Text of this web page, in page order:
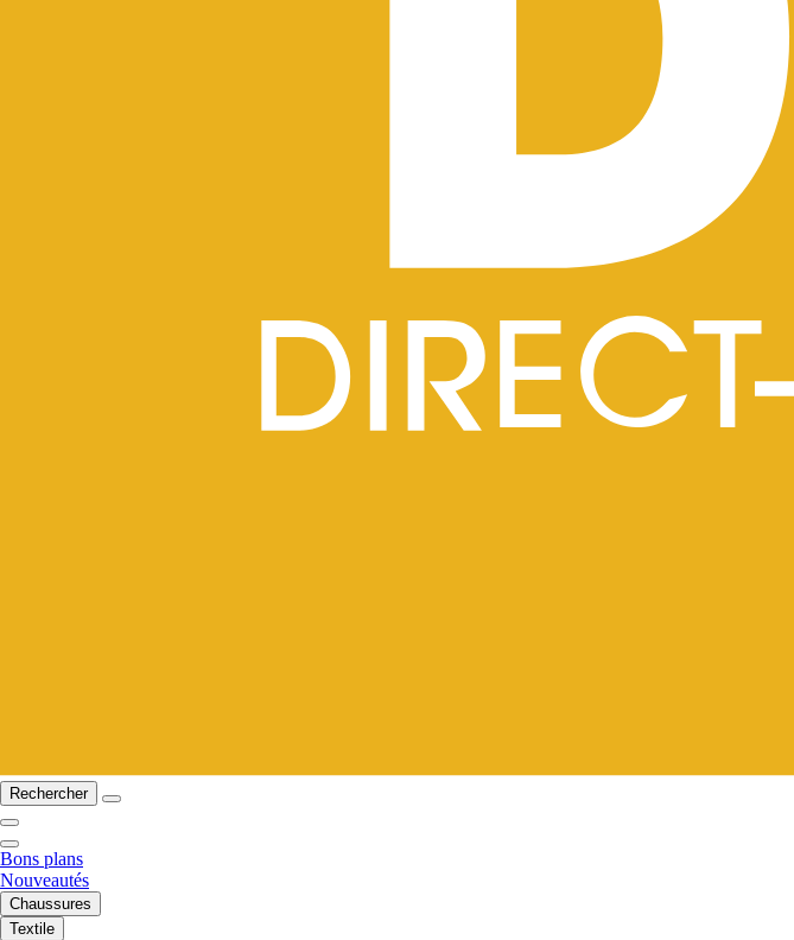
Rechercher
Bons plans
Nouveautés
Chaussures
Textile